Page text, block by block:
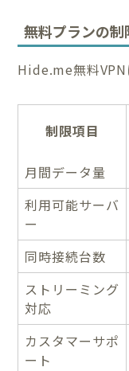
無料プランの
Hide.me無料VPN
制限項目
月間データ量
利用可能サーバ
ー
同時接続台数
ストリーミング
対応
カスタマーサポ
ート